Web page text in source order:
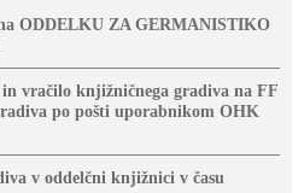
ODDELKU ZA GERMANISTIKO
vračilo knjižničnega gradiva na FF
po pošti uporabnikom OHK
v oddelčni knjižnici v času